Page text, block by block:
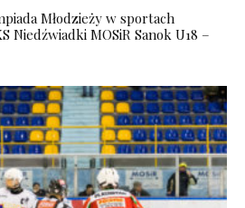
Młodzieży w sportach
Niedźwiadki MOSiR Sanok U18 –